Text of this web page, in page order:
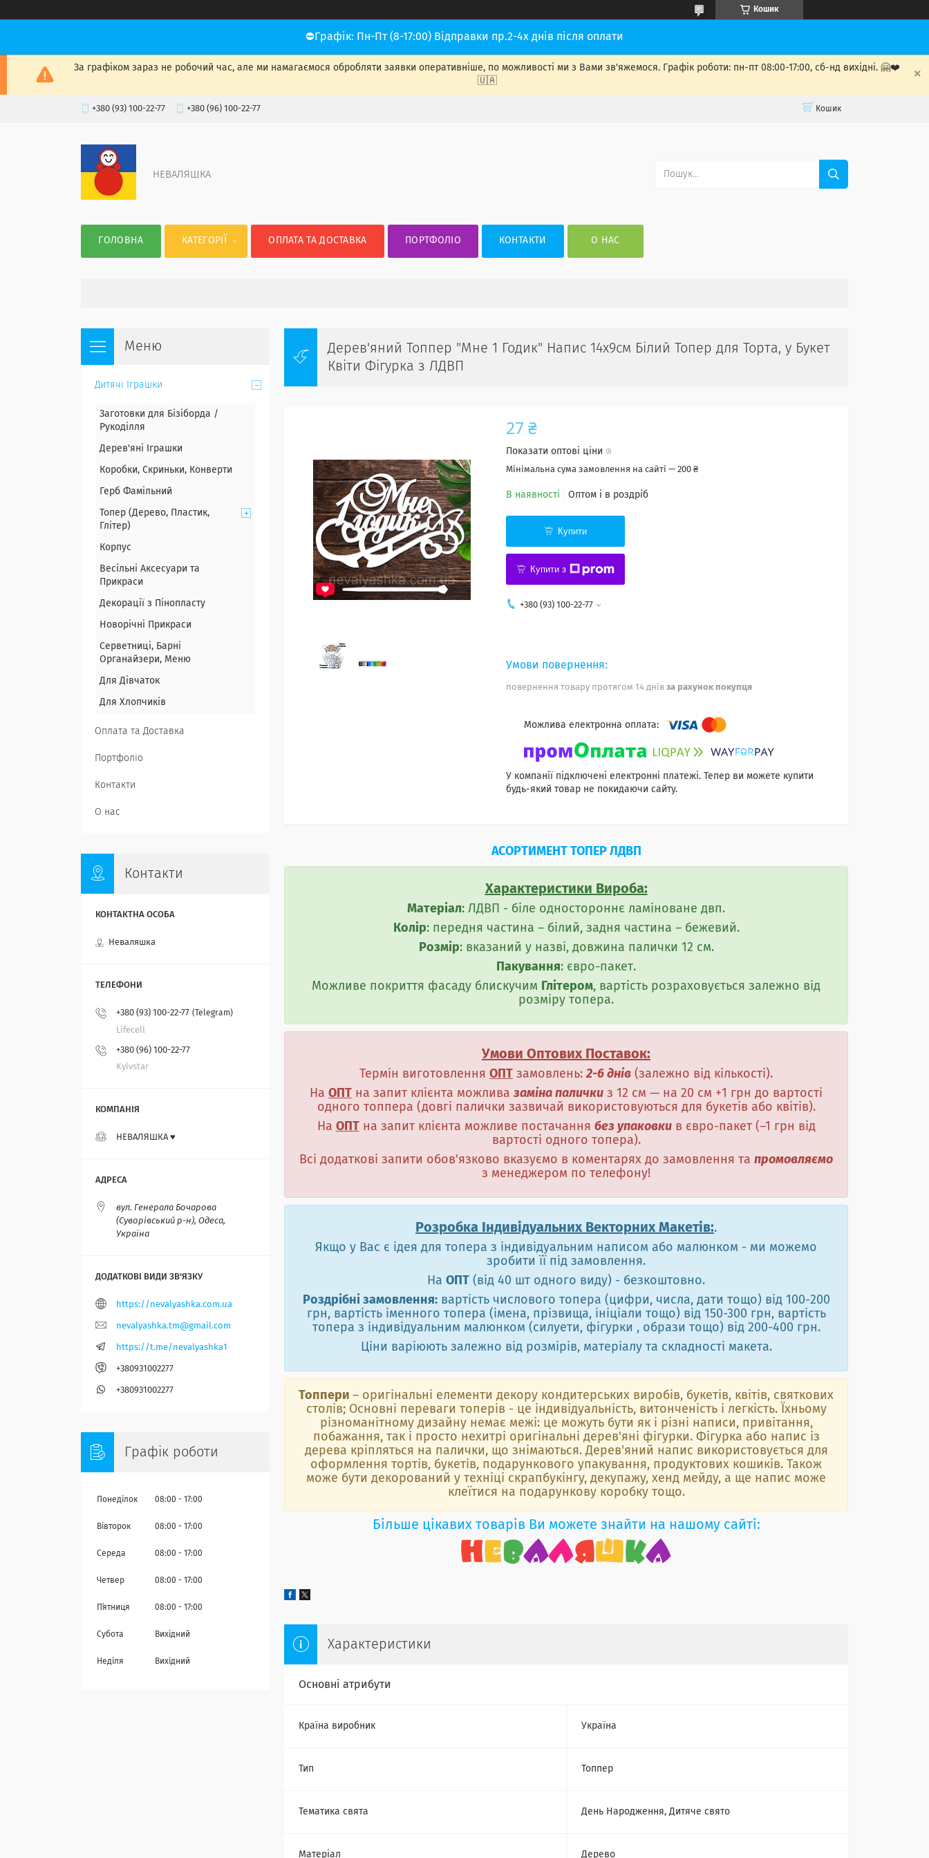
Кошик
⛔Графік: Пн-Пт (8-17:00) Відправки пр.2-4х днів після оплати
За графіком зараз не робочий час, але ми намагаємося обробляти заявки оперативніше, по можливості ми з Вами зв'яжемося. Графік роботи: пн-пт 08:00-17:00, сб-нд вихідні. 🤗❤️
🇺🇦
+380 (93) 100-22-77 +380 (96) 100-22-77 Кошик
НЕВАЛЯШКА
ГОЛОВНА КАТЕГОРІЇ ОПЛАТА ТА ДОСТАВКА ПОРТФОЛІО КОНТАКТИ О НАС
Дерев'яний Топпер "Мне 1 Годик" Напис 14х9см Білий Топер для Торта, у Букет
Квіти Фігурка з ЛДВП
27 ₴
Показати оптові ціни
Мінімальна сума замовлення на сайті — 200 ₴
В наявності Оптом і в роздріб
Купити
Купити з
+380 (93) 100-22-77
повернення товару протягом 14 днів за рахунок покупця
У компанії підключені електронні платежі. Тепер ви можете купити
будь-який товар не покидаючи сайту.
АСОРТИМЕНТ ТОПЕР ЛДВП
Характеристики Вироба:
Матеріал: ЛДВП - біле одностороннє ламіноване двп.
Колір: передня частина – білий, задня частина – бежевий.
Розмір: вказаний у назві, довжина палички 12 см.
Пакування: євро-пакет.
Можливе покриття фасаду блискучим
Глітером, вартість розраховується залежно від
розміру топера.
Умови Оптових Поставок:
Термін виготовлення ОПТ замовлень: 2-6 днів (залежно від кількості).
На ОПТ на запит клієнта можлива заміна палички з 12 см — на 20 см +1 грн до вартості
одного топпера (довгі палички зазвичай використовуються для букетів або квітів).
На ОПТ на запит клієнта можливе постачання без упаковкив євро-пакет (–1 грн від
вартості одного топера).
Всі додаткові запити обов'язково вказуємо в коментарях до замовлення та промовляємо
з менеджером по телефону!
Розробка Індивідуальних Векторних Макетів:.
Якщо у Вас є ідея для топера з індивідуальним написом або малюнком - ми можемо
зробити її під замовлення.
На ОПТ
(від 40 шт одного виду) - безкоштовно.
Роздрібні замовлення:вартість числового топера (цифри, числа, дати тощо) від 100-200
грн, вартість іменного топера (імена, прізвища, ініціали тощо) від 150-300 грн, вартість
топера з індивідуальним малюнком (силуети, фігурки , образи тощо) від 200-400 грн.
Ціни варіюють залежно від розмірів, матеріалу та складності макета.
Топпери – оригінальні елементи декору кондитерських виробів, букетів, квітів, святкових
столів; Основні переваги топерів - це індивідуальність, витонченість і легкість. Їхньому
різноманітному дизайну немає межі: це можуть бути як і різні написи, привітання,
побажання, так і просто нехитрі оригінальні дерев'яні фігурки. Фігурка або напис із
дерева кріпляться на палички, що знімаються. Дерев'яний напис використовується для
оформлення тортів, букетів, подарункового упакування, продуктових кошиків. Також
може бути декорований у техніці скрапбукінгу, декупажу, хенд мейду, а ще напис може
клеїтися на подарункову коробку тощо.
Більше цікавих товарів Ви можете знайти на нашому сайті:
Характеристики
Основні атрибути
Країна виробник Україна
Тип Топпер
Тематика свята День Народження, Дитяче свято
Матеріал Дерево
Дитячі Іграшки
Заготовки для Бізіборда /
Рукоділля
Дерев'яні Іграшки
Коробки, Скриньки, Конверти
Герб Фамільний
Топер (Дерево, Пластик,
Глітер)
Корпус
Весільні Аксесуари та
Прикраси
Декорації з Пінопласту
Новорічні Прикраси
Серветниці, Барні
Органайзери, Меню
Для Дівчаток
Для Хлопчиків
Оплата та Доставка
Портфоліо
Контакти
О нас
Контакти
Неваляшка
+380 (93) 100-22-77 Telegram
Lifecell
+380 (96) 100-22-77
Kyivstar
НЕВАЛЯШКА ♥️
вул. Генерала Бочарова
(Суворівський р-н), Одеса,
Україна
https://nevalyashka.com.ua
nevalyashka.tm@gmail.com
https://t.me/nevalyashka1
+380931002277
+380931002277
Графік роботи
Понеділок 08:00 17:00
Вівторок 08:00 17:00
Середа 08:00 17:00
Четвер 08:00 17:00
Пʼятниця 08:00 17:00
Субота Вихідний
Неділя Вихідний